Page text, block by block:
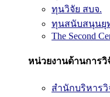
ทุนวิจัย สบจ.
ทุนสนับสนุนยุ
The Second
หน่วยงานด้านการวิ
สำนักบริหารวิ